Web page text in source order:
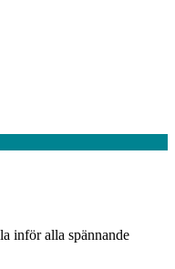
inför alla spännande